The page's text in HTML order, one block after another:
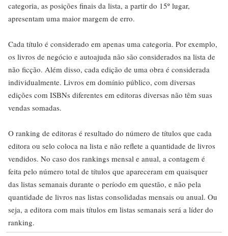
categoria, as posições finais da lista, a partir do 15º lugar,
apresentam uma maior margem de erro.
Cada título é considerado em apenas uma categoria. Por exemplo,
os livros de negócio e autoajuda não são considerados na lista de
não ficção. Além disso, cada edição de uma obra é considerada
individualmente. Livros em domínio público, com diversas
edições com ISBNs diferentes em editoras diversas não têm suas
vendas somadas.
O ranking de editoras é resultado do número de títulos que cada
editora ou selo coloca na lista e não reflete a quantidade de livros
vendidos. No caso dos rankings mensal e anual, a contagem é
feita pelo número total de títulos que apareceram em quaisquer
das listas semanais durante o período em questão, e não pela
quantidade de livros nas listas consolidadas mensais ou anual. Ou
seja, a editora com mais títulos em listas semanais será a líder do
ranking.